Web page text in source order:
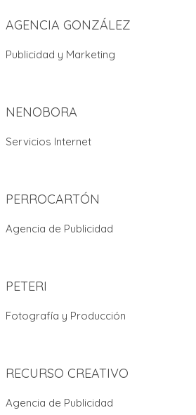
AGENCIA GONZÁLEZ
Publicidad y Marketing
NENOBORA
Servicios Internet
PERROCARTÓN
Agencia de Publicidad
PETERI
Fotografía y Producción
RECURSO CREATIVO
Agencia de Publicidad